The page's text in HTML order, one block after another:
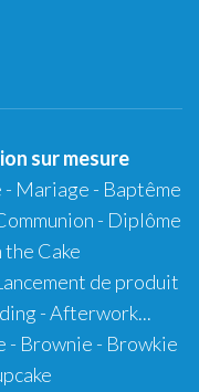
sur mesure
- Mariage - Baptême
- Diplôme
the Cake
de produit
- Afterwork...
- Brownie - Browkie